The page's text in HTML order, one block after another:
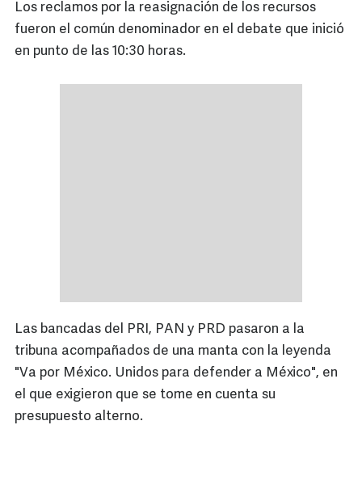
Los reclamos por la reasignación de los recursos
fueron el común denominador en el debate que inició
en punto de las 10:30 horas.
Las bancadas del PRI, PAN y PRD pasaron a la
tribuna acompañados de una manta con la leyenda
"Va por México. Unidos para defender a México", en
el que exigieron que se tome en cuenta su
presupuesto alterno.